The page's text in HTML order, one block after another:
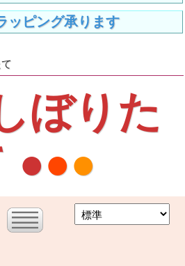
ッピング承ります
ぼりた
●●●